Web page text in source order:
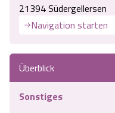
21394 Südergellersen
Navigation starten
Überblick
Sonstiges